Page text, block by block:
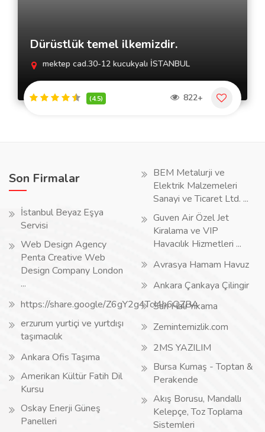
Dürüstlük temel ilkemizdir.
mektep cad.30-12 kucukyalı İSTANBUL
(4.5) 822+
Son Firmalar
İstanbul Beyaz Eşya
Servisi
Web Design Agency
Penta Creative Web
Design Company London
...
https://share.google/Z6gY2g4TcI4h6QZBA
erzurum yurtiçi ve yurtdışı
taşımacılık
Ankara Ofis Taşıma
Amerikan Kültür Fatih Dil
Kursu
Oskay Enerji Güneş
Panelleri
BEM Metalurji ve
Elektrik Malzemeleri
Sanayi ve Ticaret Ltd. ...
Guven Air Özel Jet
Kiralama ve VIP
Havacılık Hizmetleri ...
Avrasya Hamam Havuz
Ankara Çankaya Çilingir
Sarı Halı Yıkama
Zemintemizlik.com
2MS YAZILIM
Bursa Kumaş - Toptan &
Perakende
Akış Borusu, Mandallı
Kelepçe, Toz Toplama
Sistemleri